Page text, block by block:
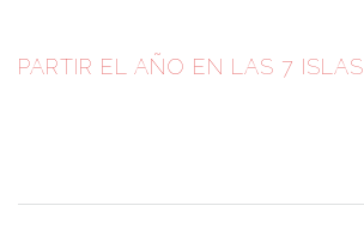
PARTIR EL AÑO EN LAS 7 ISLAS